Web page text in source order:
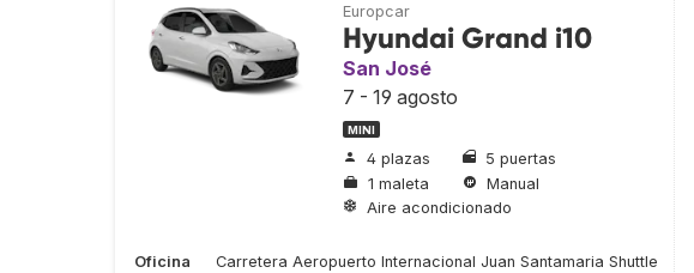
Europcar
Hyundai Grand i10
San José
7 - 19 agosto
MINI
4 plazas
5 puertas
1 maleta
Manual
Aire acondicionado
Oficina
Carretera Aeropuerto Internacional Juan Santamaria Shuttle